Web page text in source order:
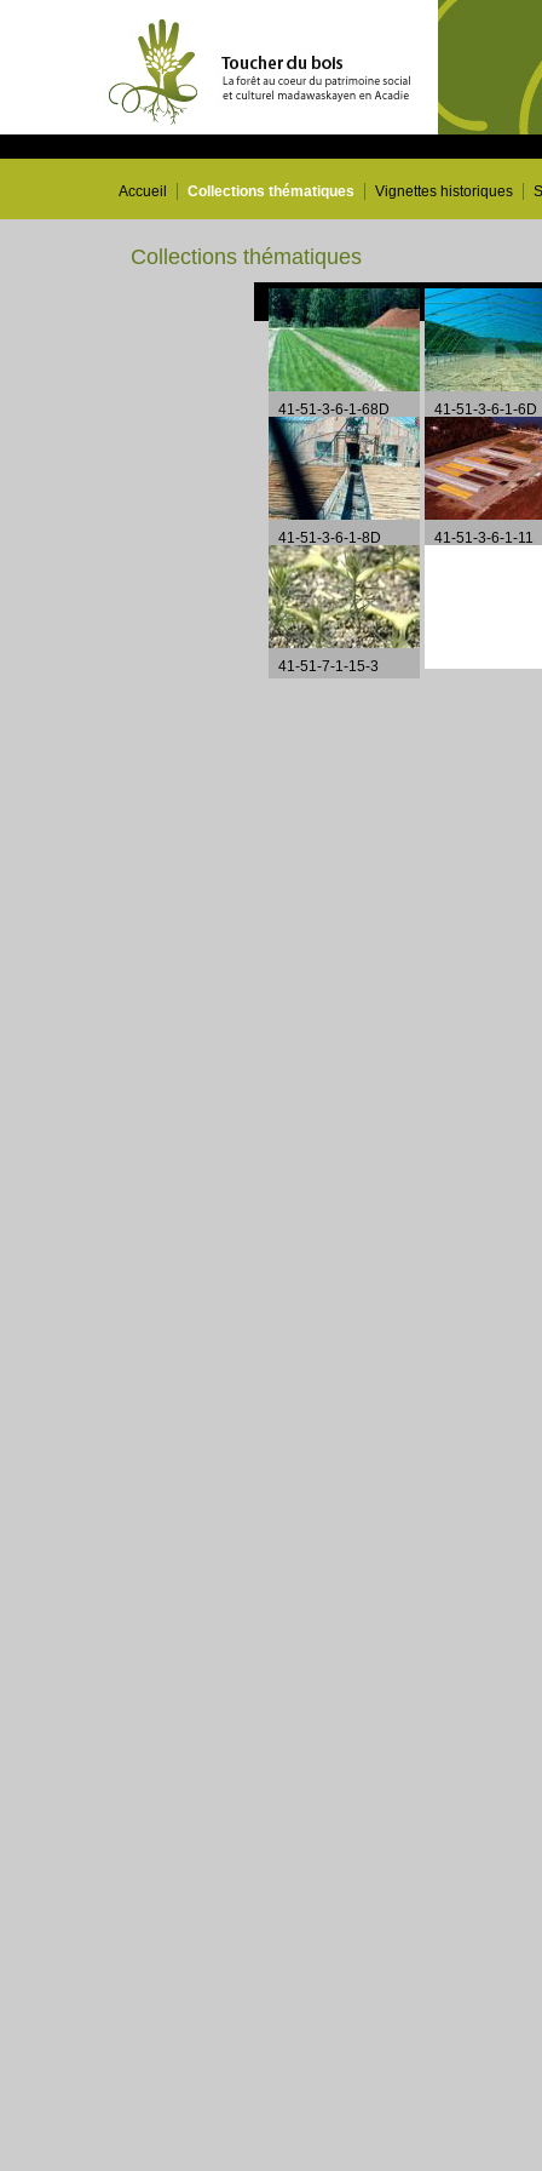
Accueil Collections thématiques Vignettes historiques
Collections thématiques
41-51-3-6-1-68D 41-51-3-6-1-6D
41-51-3-6-1-8D 41-51-3-6-1-11
41-51-7-1-15-3